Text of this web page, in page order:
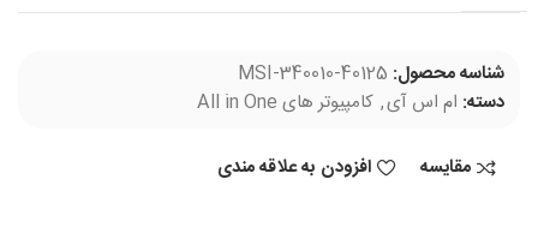
شناسه محصول: MSI-340010-40125
دسته: ام اس آی, کامپیوتر های All in One
مقایسه افزودن به علاقه مندی